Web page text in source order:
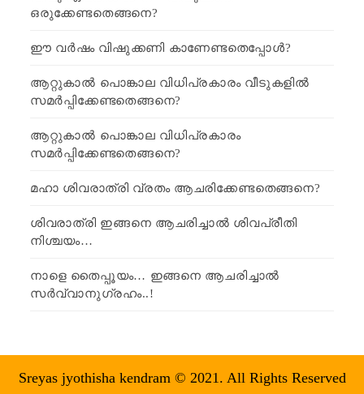
ഒരുക്കേണ്ടതെങ്ങനെ?
ഈ വർഷം വിഷുക്കണി കാണേണ്ടതെപ്പോൾ?
ആറ്റുകാൽ പൊങ്കാല വിധിപ്രകാരം വീടുകളിൽ
സമർപ്പിക്കേണ്ടതെങ്ങനെ?
ആറ്റുകാൽ പൊങ്കാല വിധിപ്രകാരം
സമർപ്പിക്കേണ്ടതെങ്ങനെ?
മഹാ ശിവരാത്രി വ്രതം ആചരിക്കേണ്ടതെങ്ങനെ?
ശിവരാത്രി ഇങ്ങനെ ആചരിച്ചാൽ ശിവപ്രീതി
നിശ്ചയം…
നാളെ തൈപ്പൂയം… ഇങ്ങനെ ആചരിച്ചാൽ
സർവ്വാനുഗ്രഹം..!
Sreyas jyothisha kendram © 2021. All Rights Reserved